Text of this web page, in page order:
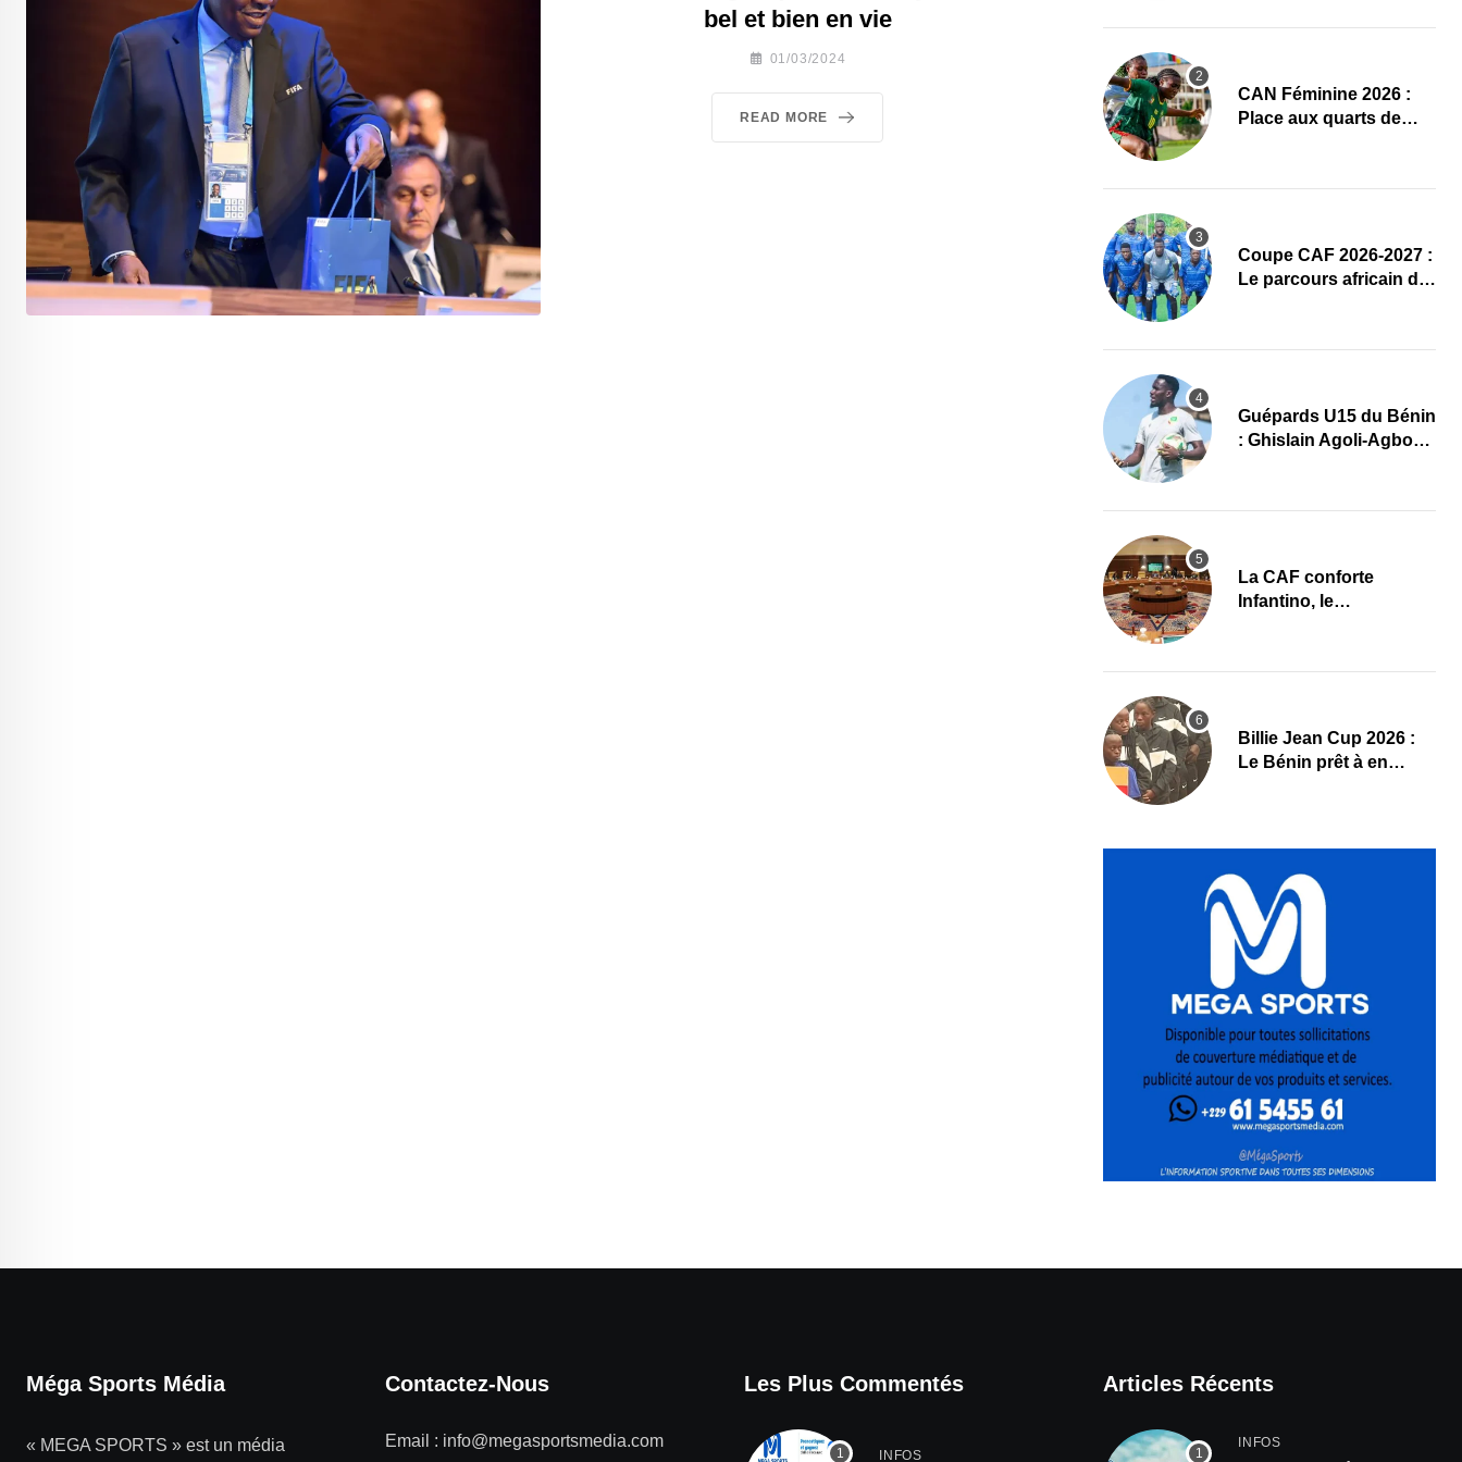
bel et bien en vie
01/03/2024
READ MORE
accueillir l’AG élective
CAN Féminine 2026 :
Place aux quarts de
Coupe CAF 2026-2027 :
Le parcours africain de
Guépards U15 du Bénin
: Ghislain Agoli-Agbo
La CAF conforte
Infantino, le
Billie Jean Cup 2026 :
Le Bénin prêt à en
Méga Sports Média
« MEGA SPORTS » est un média
Contactez-Nous
Email : info@megasportsmedia.com
Les Plus Commentés
INFOS
Articles Récents
INFOS